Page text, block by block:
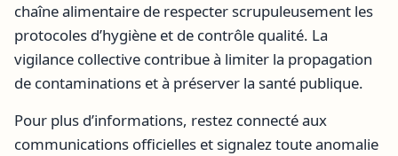
chaîne alimentaire de respecter scrupuleusement les
protocoles d’hygiène et de contrôle qualité. La
vigilance collective contribue à limiter la propagation
de contaminations et à préserver la santé publique.
Pour plus d’informations, restez connecté aux
communications officielles et signalez toute anomalie